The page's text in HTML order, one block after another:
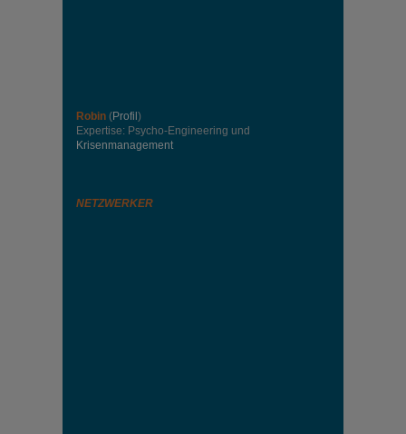
Robin (Profil )
Expertise: Psycho-Engineering und
Krisenmanagement
NETZWERKER